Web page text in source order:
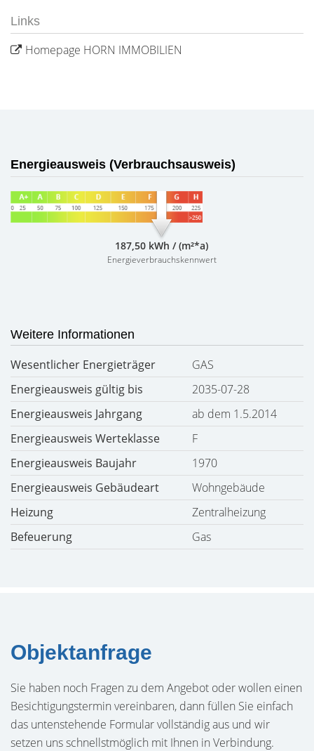
Links
Homepage HORN IMMOBILIEN
Energieausweis (Verbrauchsausweis)
187,50 kWh / (m²*a)
Energieverbrauchskennwert
Weitere Informationen
Wesentlicher Energieträger
GAS
Energieausweis gültig bis
2035-07-28
Energieausweis Jahrgang
ab dem 1.5.2014
Energieausweis Werteklasse
F
Energieausweis Baujahr
1970
Energieausweis Gebäudeart
Wohngebäude
Heizung
Zentralheizung
Befeuerung
Gas
Objektanfrage
Sie haben noch Fragen zu dem Angebot oder wollen einen
Besichtigungstermin vereinbaren, dann füllen Sie einfach
das untenstehende Formular vollständig aus und wir
setzen uns schnellstmöglich mit Ihnen in Verbindung.